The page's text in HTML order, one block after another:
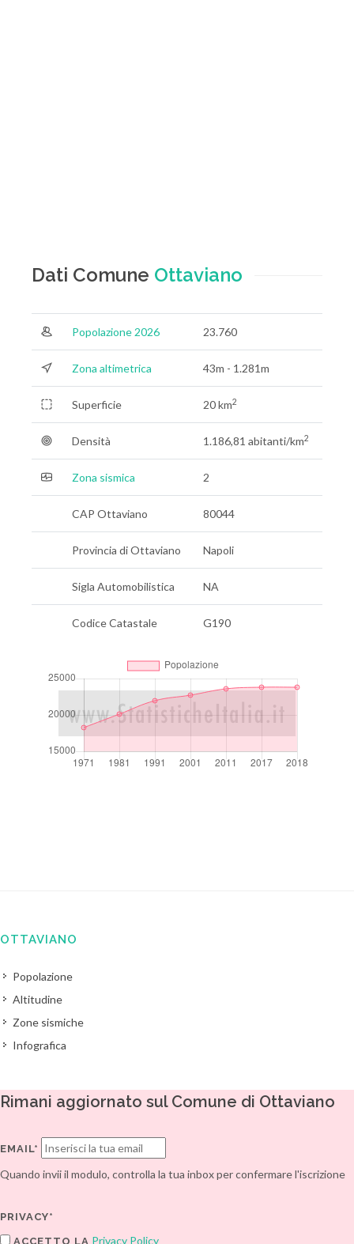
Dati Comune Ottaviano
Popolazione 2026 23.760
Zona altimetrica 43m - 1.281m
Superficie 20 km2
Densità 1.186,81 abitanti/km2
Zona sismica 2
CAP Ottaviano 80044
Provincia di Ottaviano Napoli
Sigla Automobilistica NA
Codice Catastale G190
OTTAVIANO
Popolazione
Altitudine
Zone sismiche
Infografica
Rimani aggiornato sul Comune di Ottaviano
EMAIL*
Quando invii il modulo, controlla la tua inbox per confermare l'iscrizione
PRIVACY*
ACCETTO LA Privacy Policy